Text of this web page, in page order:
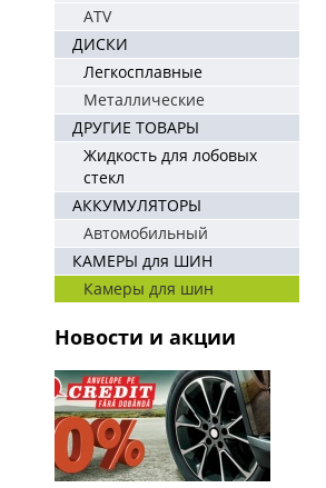
ATV
ДИСКИ
Легкосплавные
Металлические
ДРУГИЕ ТОВАРЫ
Жидкость для лобовых
стекл
АККУМУЛЯТОРЫ
Автомобильный
КАМЕРЫ для ШИН
Камеры для шин
Новости и акции